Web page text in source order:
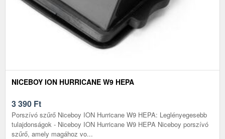
NICEBOY ION HURRICANE W9 HEPA
3 390 Ft
Porszívó szűrő Niceboy ION Hurricane W9 HEPA: Leglényegesebb
tulajdonságok - Niceboy ION Hurricane W9 HEPA Niceboy porszívó
szűrő, amely magához vo...